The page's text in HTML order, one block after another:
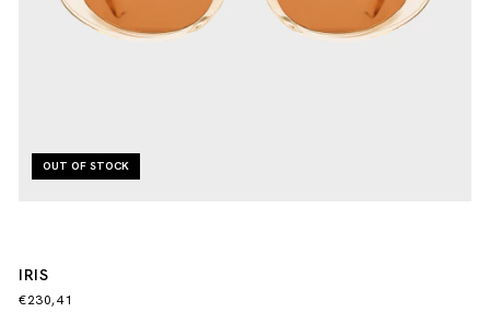
OUT OF STOCK
IRIS
€230,41